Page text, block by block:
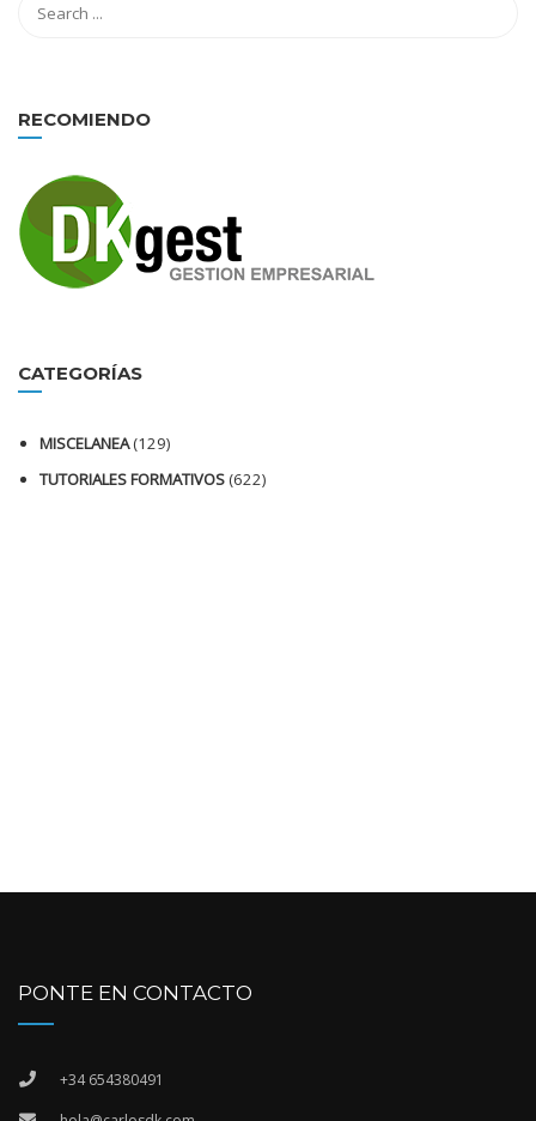
RECOMIENDO
CATEGORÍAS
MISCELANEA(129)
TUTORIALES FORMATIVOS(622)
PONTE EN CONTACTO
+34 654380491